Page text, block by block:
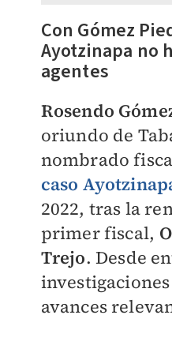
Con Gómez
Ayotzinapa no
agentes
Rosendo
oriundo de
nombrado
caso
2022, tras la
primer fiscal,
Trejo. Desde
avances